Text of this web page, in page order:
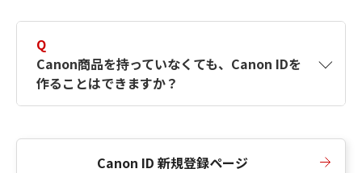
Q
Canon商品を持っていなくても、Canon IDを
作ることはできますか？
Canon ID 新規登録ページ